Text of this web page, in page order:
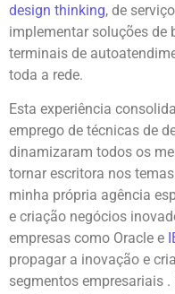
design thinking, de
implementar soluções de
terminais de
toda a rede.
Esta experiência
emprego de técnicas de
dinamizaram todos os
tornar escritora nos
minha própria agência
e criação negócios
empresas como Oracle e
propagar a inovação e
segmentos empresariais